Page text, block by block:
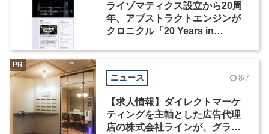
ライゾマティクス設立から20周
年、アブストラクトエンジンが
クロニクル「20 Years in
ニュース 8/7
【求人情報】ダイレクトマーケ
ティングを主軸とした広告代理
店の株式会社ラインが、グラフ
PR